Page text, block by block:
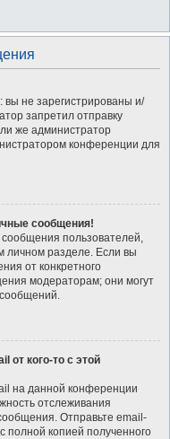
не зарегистрированы и/
запретил отправку
же администратор
конференции для
сообщения!
пользователей,
личном разделе. Если вы
от конкретного
модераторам; они могут
от кого-то с этой
на данной конференции
отслеживания
Отправьте email-
копией полученного